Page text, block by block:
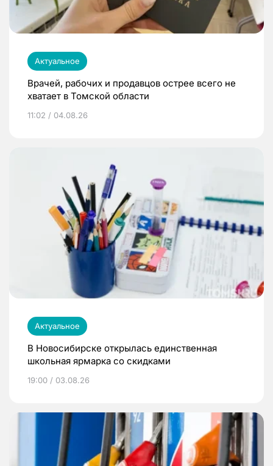
Актуальное
Врачей, рабочих и продавцов острее всего не
хватает в Томской области
11:02 / 04.08.26
Актуальное
В Новосибирске открылась единственная
школьная ярмарка со скидками
19:00 / 03.08.26